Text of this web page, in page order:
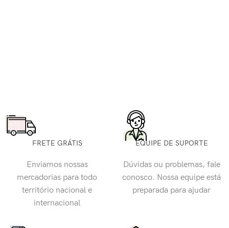
FRETE GRÁTIS
Enviamos nossas
mercadorias para todo
território nacional e
internacional
EQUIPE DE SUPORTE
Dúvidas ou problemas, fale
conosco. Nossa equipe está
preparada para ajudar